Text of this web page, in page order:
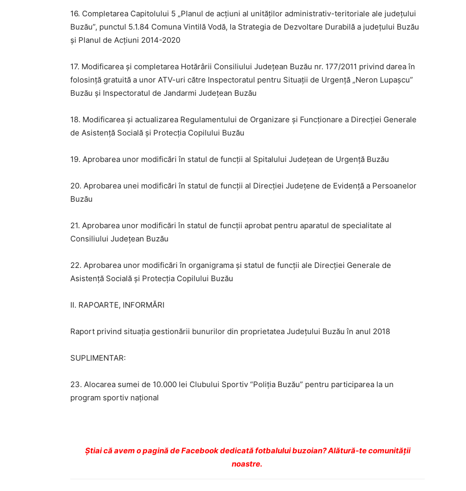
16. Completarea Capitolului 5 „Planul de acțiuni al unităților administrativ-teritoriale ale județului
Buzău”, punctul 5.1.84 Comuna Vintilă Vodă, la Strategia de Dezvoltare Durabilă a judeţului Buzău
și Planul de Acțiuni 2014-2020
17. Modificarea și completarea Hotărârii Consiliului Județean Buzău nr. 177/2011 privind darea în
folosință gratuită a unor ATV-uri către Inspectoratul pentru Situații de Urgență „Neron Lupașcu”
Buzău și Inspectoratul de Jandarmi Județean Buzău
18. Modificarea și actualizarea Regulamentului de Organizare și Funcționare a Direcției Generale
de Asistență Socială și Protecția Copilului Buzău
19. Aprobarea unor modificări în statul de funcții al Spitalului Județean de Urgență Buzău
20. Aprobarea unei modificări în statul de funcții al Direcției Județene de Evidență a Persoanelor
Buzău
21. Aprobarea unor modificări în statul de funcții aprobat pentru aparatul de specialitate al
Consiliului Județean Buzău
22. Aprobarea unor modificări în organigrama și statul de funcții ale Direcției Generale de
Asistență Socială și Protecția Copilului Buzău
II. RAPOARTE, INFORMĂRI
Raport privind situația gestionării bunurilor din proprietatea Județului Buzău în anul 2018
SUPLIMENTAR:
23. Alocarea sumei de 10.000 lei Clubului Sportiv “Poliția Buzău” pentru participarea la un
program sportiv național
Ştiai că avem o pagină de Facebook dedicată fotbalului buzoian? Alătură-te comunității
noastre.